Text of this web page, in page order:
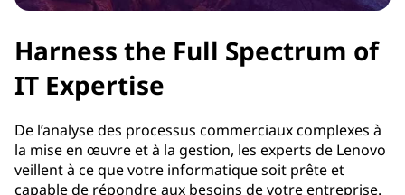
Harness the Full Spectrum of
IT Expertise
De l’analyse des processus commerciaux complexes à
la mise en œuvre et à la gestion, les experts de Lenovo
veillent à ce que votre informatique soit prête et
capable de répondre aux besoins de votre entreprise.